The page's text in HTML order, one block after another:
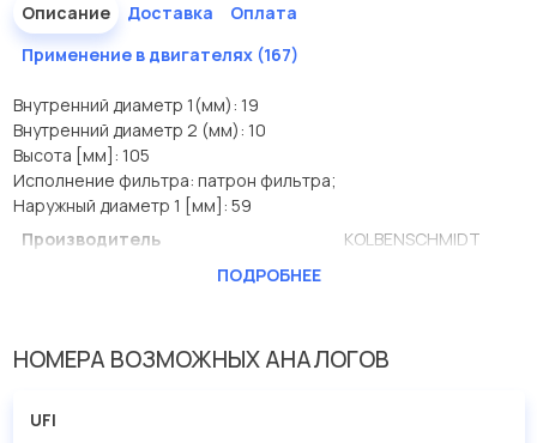
Описание Доставка
Оплата
Применение в двигателях (167)
Внутренний диаметр 1(мм): 19
Внутренний диаметр 2 (мм): 10
Высота [мм]: 105
Исполнение фильтра: патрон фильтра;
Наружный диаметр 1 [мм]: 59
Производитель
KOLBENSCHMIDT
Внутренний диаметр 1(мм)
Высота [мм]
105
ПОДРОБНЕЕ
НОМЕРА ВОЗМОЖНЫХ АНАЛОГОВ
UFI